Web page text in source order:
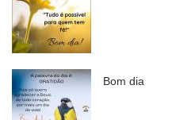
Bom dia